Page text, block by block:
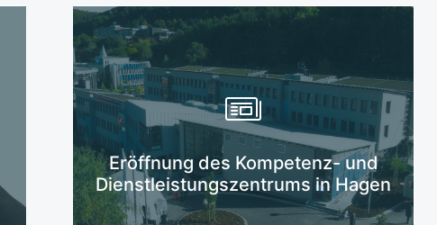
Eröffnung des Kompetenz- und
Dienstleistungszentrums in Hagen
Mehr erfahren